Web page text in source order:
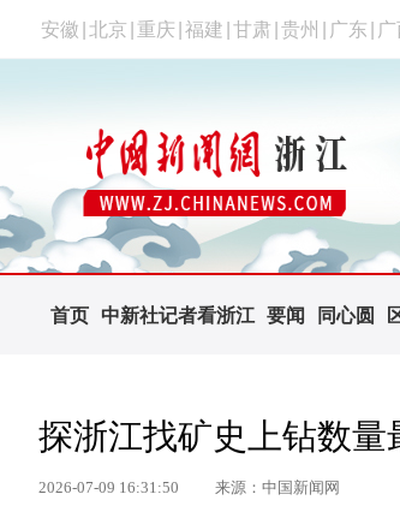
安徽 北京 重庆 福建 甘肃 贵州 广东
首页 中新社记者看浙江 要闻 同心圆
探浙江找矿史上钻数
2026-07-09 16:31:50 来源：中国新闻网